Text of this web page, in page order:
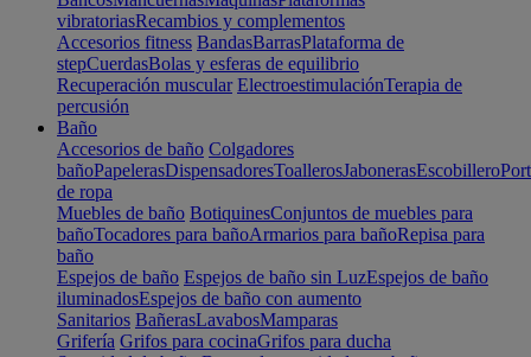
vibratoriasRecambios y complementos
Accesorios fitness BandasBarrasPlataforma de
stepCuerdasBolas y esferas de equilibrio
Recuperación muscular ElectroestimulaciónTerapia de
percusión
Baño
Accesorios de baño Colgadores
bañoPapelerasDispensadoresToallerosJabonerasEscobillero
de ropa
Muebles de baño BotiquinesConjuntos de muebles para
bañoTocadores para bañoArmarios para bañoRepisa para
baño
Espejos de baño Espejos de baño sin LuzEspejos de baño
iluminadosEspejos de baño con aumento
Sanitarios BañerasLavabosMamparas
Grifería Grifos para cocinaGrifos para ducha